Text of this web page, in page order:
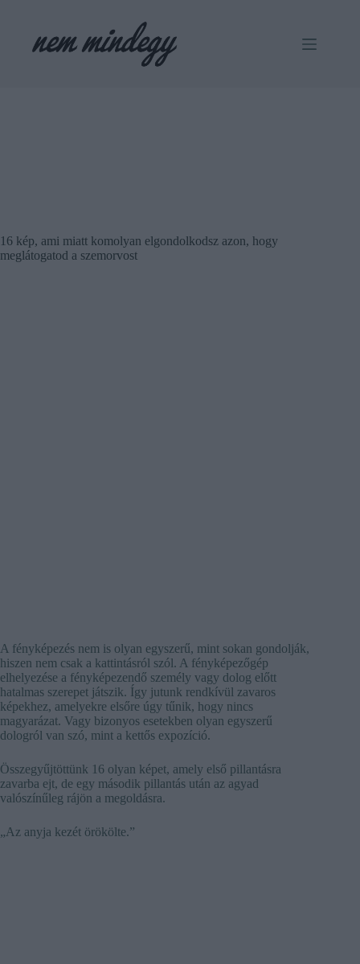
16 kép, ami miatt komolyan elgondolkodsz azon, hogy
meglátogatod a szemorvost
A fényképezés nem is olyan egyszerű, mint sokan gondolják,
hiszen nem csak a kattintásról szól. A fényképezőgép
elhelyezése a fényképezendő személy vagy dolog előtt
hatalmas szerepet játszik. Így jutunk rendkívül zavaros
képekhez, amelyekre elsőre úgy tűnik, hogy nincs
magyarázat. Vagy bizonyos esetekben olyan egyszerű
dologról van szó, mint a kettős expozíció.
Összegyűjtöttünk 16 olyan képet, amely első pillantásra
zavarba ejt, de egy második pillantás után az agyad
valószínűleg rájön a megoldásra.
„Az anyja kezét örökölte.”